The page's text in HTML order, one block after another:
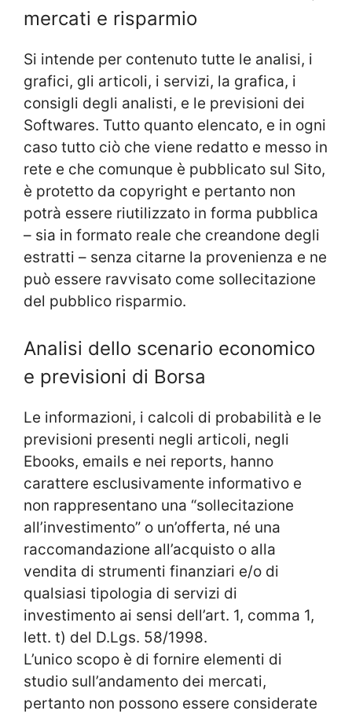
mercati e risparmio
Si intende per contenuto tutte le analisi, i
grafici, gli articoli, i servizi, la grafica, i
consigli degli analisti, e le previsioni dei
Softwares. Tutto quanto elencato, e in ogni
caso tutto ciò che viene redatto e messo in
rete e che comunque è pubblicato sul Sito,
è protetto da copyright e pertanto non
potrà essere riutilizzato in forma pubblica
– sia in formato reale che creandone degli
estratti – senza citarne la provenienza e ne
può essere ravvisato come sollecitazione
del pubblico risparmio.
Analisi dello scenario economico
e previsioni di Borsa
Le informazioni, i calcoli di probabilità e le
previsioni presenti negli articoli, negli
Ebooks, emails e nei reports, hanno
carattere esclusivamente informativo e
non rappresentano una “sollecitazione
all’investimento” o un’offerta, né una
raccomandazione all’acquisto o alla
vendita di strumenti finanziari e/o di
qualsiasi tipologia di servizi di
investimento ai sensi dell’art. 1, comma 1,
lett. t) del D.Lgs. 58/1998.
L’unico scopo è di fornire elementi di
studio sull’andamento dei mercati,
pertanto non possono essere considerate